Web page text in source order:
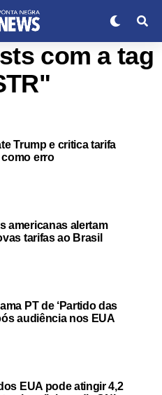
com a tag
Trump e critica tarifa
erro
americanas alertam
tarifas ao Brasil
PT de ‘Partido das
audiência nos EUA
EUA pode atingir 4,2